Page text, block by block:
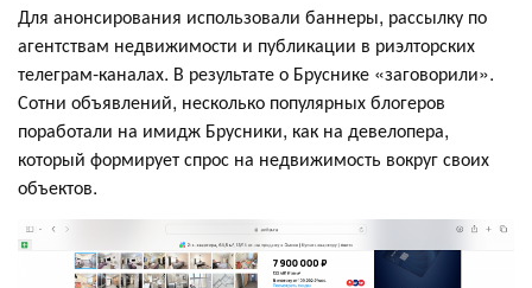
Для анонсирования использовали баннеры, рассылку по
агентствам недвижимости и публикации в риэлторских
телеграм-каналах. В результате о Бруснике «заговорили».
Сотни объявлений, несколько популярных блогеров
поработали на имидж Брусники, как на девелопера,
который формирует спрос на недвижимость вокруг своих
объектов.